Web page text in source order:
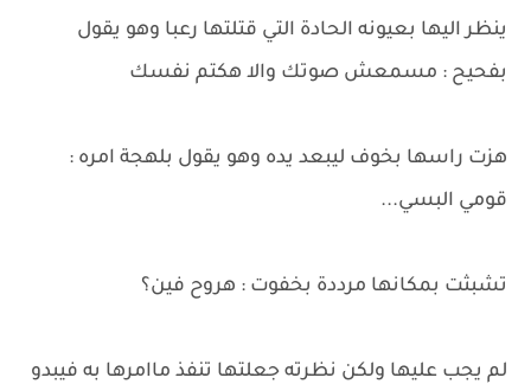
ينظر اليها بعيونه الحادة التي قتلتها رعبا وهو يقول
بفحيح : مسمعش صوتك والا هكتم نفسك
هزت راسها بخوف ليبعد يده وهو يقول بلهجة امره :
قومي البسي...
تشبثت بمكانها مرددة بخفوت : هروح فين؟
لم يجب عليها ولكن نظرته جعلتها تنفذ ماامرها به فيبدو